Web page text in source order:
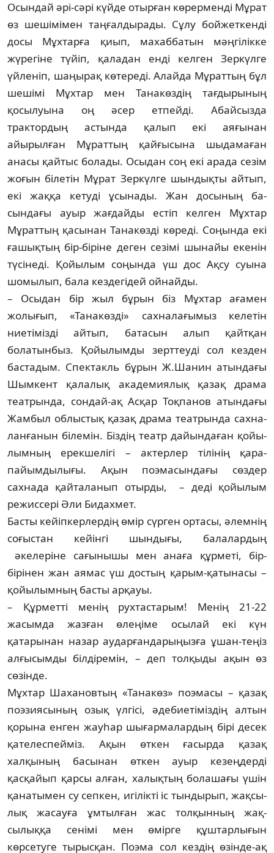
Осындай әрі-сәрі күйде отырған көрерменді Мұрат
өз шешімімен таңғалдырады. Сұлу бой­жет­кен­ді
досы Мұхтарға қиып, махаббатын мәң­гілікке
жүрегіне түйіп, қаладан енді кел­ген Зеркүлге
үйленіп, шаңырақ көтереді. Алай­да Мұраттың бұл
шешімі Мұхтар мен Тана­көздің тағдырының
қосылуына оң әсер етпейді. Абайсызда
трактордың ас­тын­­да қалып екі аяғынан
айырылған Мұ­рат­­тың қайғысына шыдамаған
анасы қайтыс бола­ды. Осыдан соң екі арада сезім
жоғын бі­ле­­тін Мұрат Зеркүлге шындықты айтып,
екі жаққа кетуді ұсынады. Жан досының ба­
сындағы ауыр жағдайды естіп келген Мұх­тар
Мұраттың қасынан Танакөзді кө­ре­ді. Соңында екі
ғашықтың бір-біріне де­ген сезімі шынайы екенін
түсінеді. Қойылым соңын­да үш дос Ақсу суына
шомылып, бала кез­дегідей ойнайды.
– Осыдан бір жыл бұрын біз Мұхтар аға­мен
жолығып, «Танакөзді» сахналағымыз ке­летін
ниетімізді айтып, батасын алып қайт­қан
болатынбыз. Қойылымды зерт­теу­ді сол кезден
бастадым. Спектакль бұрын Ж.Шанин атындағы
Шымкент қалалық ака­демиялық қазақ драма
театрында, сон­дай-ақ Асқар Тоқпанов атындағы
Жамбыл об­лыстық қазақ драма театрында са­х­на­
лан­­ғанын білемін. Біздің театр дайындаған қойы­
лымның ерекшелігі – актерлер тілінің қара­
пайымдылығы. Ақын поэмасындағы сөз­дер
сахнада қайталанып отырды, – деді қойылым
режиссері Әли Бидахмет.
Басты кейіпкерлердің өмір сүрген орта­сы, әлемнің
соғыстан кейінгі шынды­ғы, ба­лалардың
әкелеріне сағынышы мен ана­ға құрметі, бір-
бірінен жан аямас үш дос­тың қарым-қатынасы –
қойылымның бас­ты арқауы.
– Құрметті менің рухтастарым! Менің 21-22
жасымда жазған өлеңіме осылай екі күн
қатарынан назар аударғандарыңызға ұшан-теңіз
алғысымды білдіремін, – деп толқыды ақын өз
сөзінде.
Мұхтар Шахановтың «Танакөз» поэма­сы – қазақ
поэзиясының озық үлгісі, әде­бие­­тіміздің алтын
қорына енген жауһар шы­ғармалардың бірі десек
қателеспейміз. Ақын өткен ғасырда қазақ
халқының басы­нан өткен ауыр кезеңдерді
қасқайып қарсы алған, халықтың болашағы үшін
қанаты­мен су сепкен, игілікті іс тындырып, жақ­сы­
лық жасауға ұмтылған жас толқынның жақ­
сылыққа сенімі мен өмірге құштар­лы­ғын
көрсетуге тырысқан. Поэма сол кездің өзін­де-ақ